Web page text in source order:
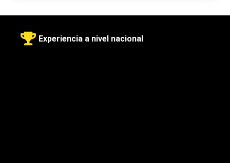
Experiencia a nivel nacional